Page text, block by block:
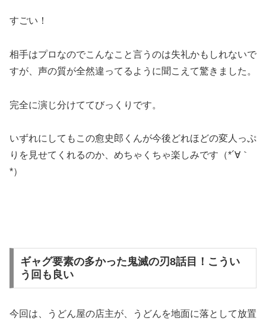
すごい！
相手はプロなのでこんなこと言うのは失礼かもしれないで
すが、声の質が全然違ってるように聞こえて驚きました。
完全に演じ分けててびっくりです。
いずれにしてもこの愈史郎くんが今後どれほどの変人っぷ
りを見せてくれるのか、めちゃくちゃ楽しみです（*´∀｀
*）
ギャグ要素の多かった鬼滅の刃8話目！こうい
う回も良い
今回は、
うどん屋の店主が、うどんを地面に落として放置